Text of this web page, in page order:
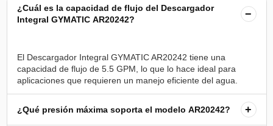
¿Cuál es la capacidad de flujo del Descargador
Integral GYMATIC AR20242?
−
El Descargador Integral GYMATIC AR20242 tiene una
capacidad de flujo de 5.5 GPM, lo que lo hace ideal para
¿Qué presión máxima soporta el modelo AR20242? +